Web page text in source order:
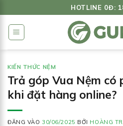
qua
dung
HOTLINE 0Đ:
KIẾN THỨC NỆM
Trả góp Vua Nệm có
khi đặt hàng online?
ĐĂNG VÀO 30/06/2025 BỞI HOÀNG